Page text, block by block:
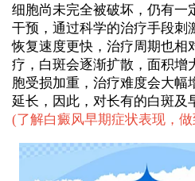
细胞尚未完全被破坏，仍有一
干预，通过科学的治疗手段刺
恢复速度更快，治疗周期也相
疗，白斑会逐渐扩散，面积增
胞受损加重，治疗难度会大幅
延长，因此，对长有的白斑及
(了解白癜风早期症状表现，